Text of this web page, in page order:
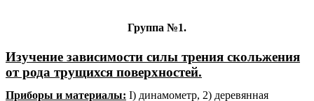
Группа №1.
Изучение зависимости силы трения скольжения
от рода трущихся поверхностей.
Приборы и материалы: I) динамометр, 2) деревянная